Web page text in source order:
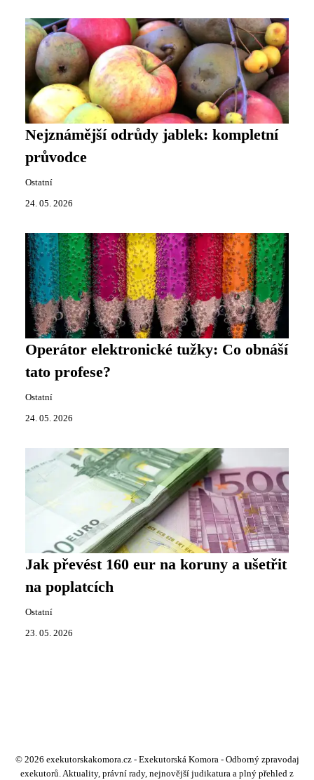
Nejznámější odrůdy jablek: kompletní
průvodce
Ostatní
24. 05. 2026
Operátor elektronické tužky: Co obnáší
tato profese?
Ostatní
24. 05. 2026
Jak převést 160 eur na koruny a ušetřit
na poplatcích
Ostatní
23. 05. 2026
© 2026 exekutorskakomora.cz - Exekutorská Komora - Odborný zpravodaj
exekutorů. Aktuality, právní rady, nejnovější judikatura a plný přehled z